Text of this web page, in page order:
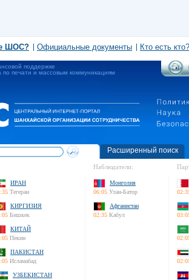
ШОС? Официальные документы Кто есть кто?
поддержке
по печати и массовым коммуникациям
Расширенный поиск
ИРАН
Тегеран
КИРГИЗИЯ
Бишкек
КИТАЙ
Пекин
ПАКИСТАН
Исламабад
УЗБЕКИСТАН
Наблюдатели:
Монголия
06:05 Улан-Батор
Афганистан
02:35 Кабул